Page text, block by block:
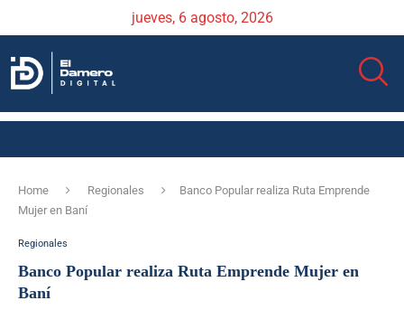
jueves, 6 agosto, 2026
Home Regionales
Banco Popular realiza Ruta Emprende
Mujer en Baní
Regionales
Banco Popular realiza Ruta Emprende Mujer en
Baní